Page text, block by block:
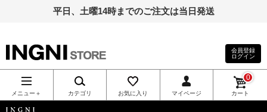
平日、土曜14時までのご注文は当日発送
INGNI（イン
グ）公式通
会員登録
ログイン
メニュー＋ カテゴリ お気に入り マイページ カート
0